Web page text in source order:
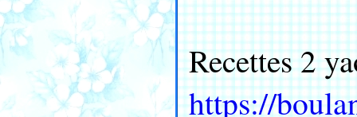
Recettes 2
https://